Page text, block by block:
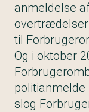
anmeldelse
til
Og i oktober
politianmelde
slog